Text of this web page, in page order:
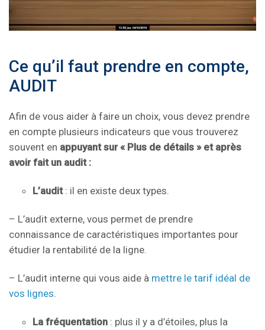
Ce qu’il faut prendre en compte,
AUDIT
Afin de vous aider à faire un choix, vous devez prendre
en compte plusieurs indicateurs que vous trouverez
souvent en appuyant sur « Plus de détails » et après
avoir fait un audit :
L’audit: il en existe deux types.
– L’audit externe, vous permet de prendre
connaissance de caractéristiques importantes pour
étudier la rentabilité de la ligne.
– L’audit interne qui vous aide à mettre le tarif idéal de
vos lignes
La fréquentation : plus il y a d’étoiles, plus la